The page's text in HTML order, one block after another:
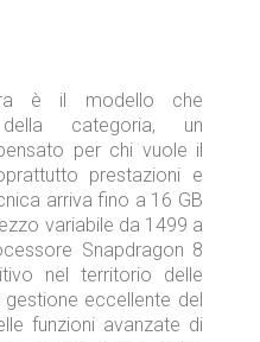
è il modello che
categoria, un
per chi vuole il
prestazioni e
arriva fino a 16 GB
variabile da 1499 a
Snapdragon 8
nel territorio delle
eccellente del
funzioni avanzate di